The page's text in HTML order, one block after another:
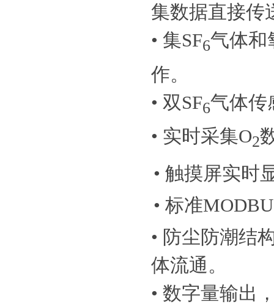
集数据直接传
• 集SF6气体和
作。
• 双SF6气体传
• 实时采集O2
• 触摸屏实时
• 标准
• 防尘防潮结
体流通。
• 数字量输出